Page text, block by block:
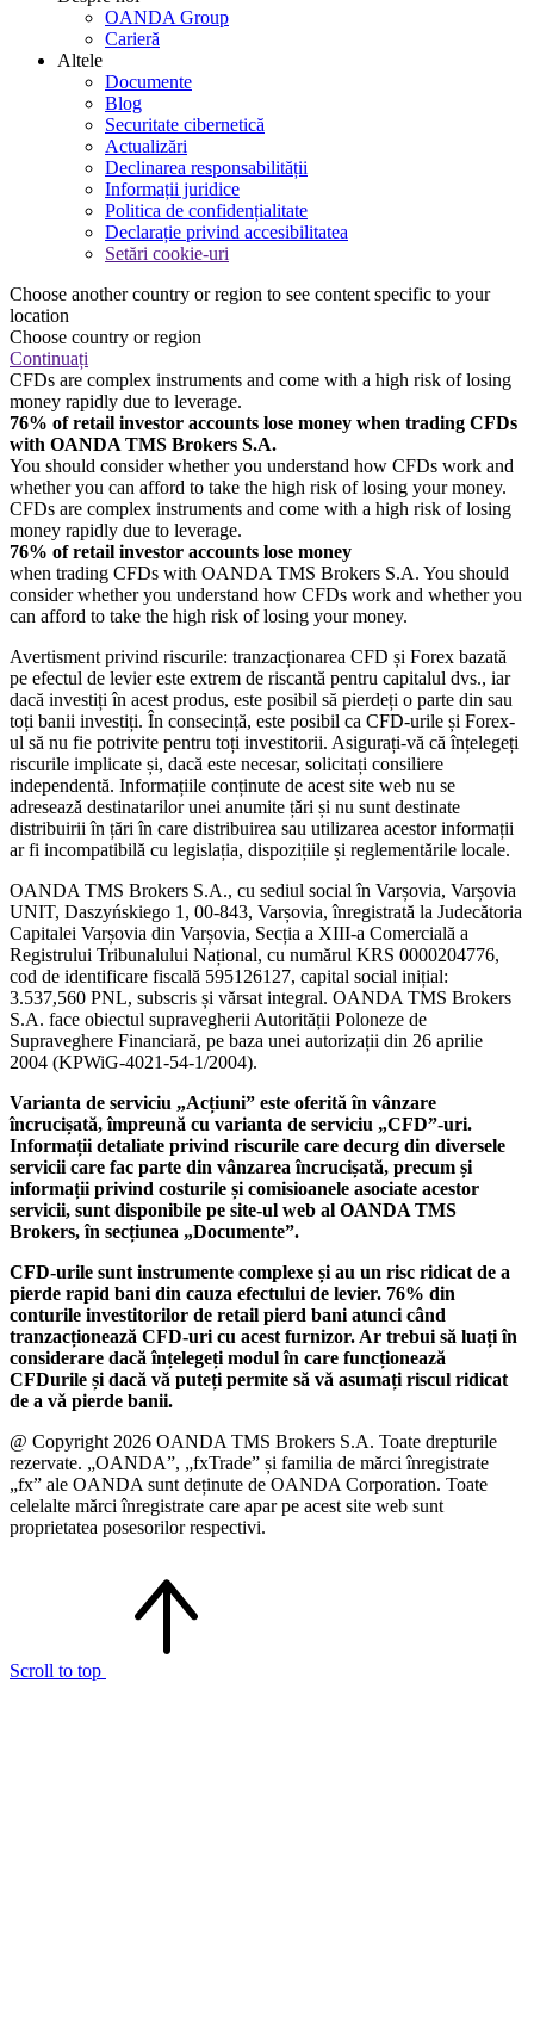
OANDA Group
Carieră
Altele
Documente
Blog
Securitate cibernetică
Actualizări
Declinarea responsabilității
Informații juridice
Politica de confidențialitate
Declarație privind accesibilitatea
Setări cookie-uri
Choose another country or region to see content specific to your
location
Choose country or region
Continuați
CFDs are complex instruments and come with a high risk of losing
money rapidly due to leverage.
76% of retail investor accounts lose money when trading CFDs
with OANDA TMS Brokers S.A.
You should consider whether you understand how CFDs work and
whether you can afford to take the high risk of losing your money.
CFDs are complex instruments and come with a high risk of losing
money rapidly due to leverage.
76% of retail investor accounts lose money
when trading CFDs with OANDA TMS Brokers S.A. You should
consider whether you understand how CFDs work and whether you
can afford to take the high risk of losing your money.
Avertisment privind riscurile: tranzacționarea CFD și Forex bazată
pe efectul de levier este extrem de riscantă pentru capitalul dvs., iar
dacă investiți în acest produs, este posibil să pierdeți o parte din sau
toți banii investiți. În consecință, este posibil ca CFD-urile și Forex-
ul să nu fie potrivite pentru toți investitorii. Asigurați-vă că înțelegeți
riscurile implicate și, dacă este necesar, solicitați consiliere
independentă. Informațiile conținute de acest site web nu se
adresează destinatarilor unei anumite țări și nu sunt destinate
distribuirii în țări în care distribuirea sau utilizarea acestor informații
ar fi incompatibilă cu legislația, dispozițiile și reglementările locale.
OANDA TMS Brokers S.A., cu sediul social în Varșovia, Varșovia
UNIT, Daszyńskiego 1, 00-843, Varșovia, înregistrată la Judecătoria
Capitalei Varșovia din Varșovia, Secția a XIII-a Comercială a
Registrului Tribunalului Național, cu numărul KRS 0000204776,
cod de identificare fiscală 595126127, capital social inițial:
3.537,560 PNL, subscris și vărsat integral. OANDA TMS Brokers
S.A. face obiectul supravegherii Autorității Poloneze de
Supraveghere Financiară, pe baza unei autorizații din 26 aprilie
2004 (KPWiG-4021-54-1/2004).
Varianta de serviciu „Acțiuni” este oferită în vânzare
încrucișată, împreună cu varianta de serviciu „CFD”-uri.
Informații detaliate privind riscurile care decurg din diversele
servicii care fac parte din vânzarea încrucișată, precum și
informații privind costurile și comisioanele asociate acestor
servicii, sunt disponibile pe site-ul web al OANDA TMS
Brokers, în secțiunea „Documente”.
CFD-urile sunt instrumente complexe și au un risc ridicat de a
pierde rapid bani din cauza efectului de levier. 76% din
conturile investitorilor de retail pierd bani atunci când
tranzacționează CFD-uri cu acest furnizor. Ar trebui să luați în
considerare dacă înțelegeți modul în care funcționează
CFDurile și dacă vă puteți permite să vă asumați riscul ridicat
de a vă pierde banii.
@ Copyright 2026 OANDA TMS Brokers S.A. Toate drepturile
rezervate. „OANDA”, „fxTrade” și familia de mărci înregistrate
„fx” ale OANDA sunt deținute de OANDA Corporation. Toate
celelalte mărci înregistrate care apar pe acest site web sunt
proprietatea posesorilor respectivi.
Scroll to top